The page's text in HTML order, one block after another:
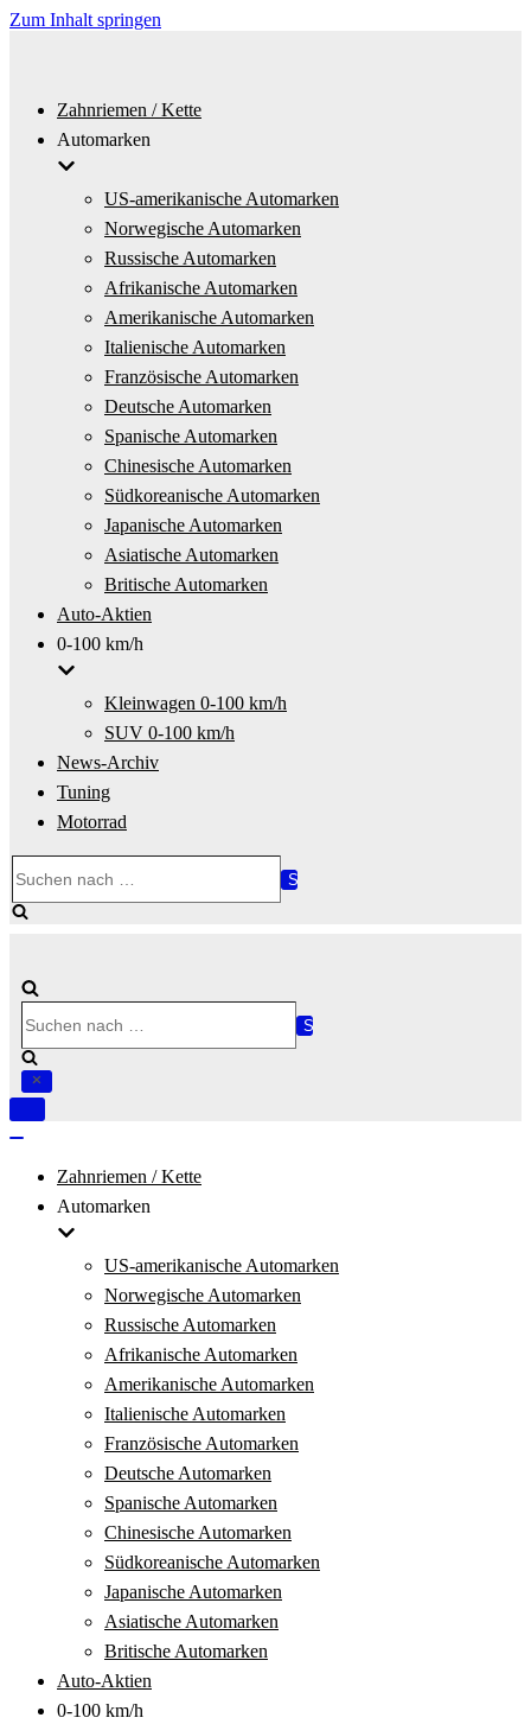
Zum Inhalt springen
Zahnriemen / Kette
Automarken
US-amerikanische Automarken
Norwegische Automarken
Russische Automarken
Afrikanische Automarken
Amerikanische Automarken
Italienische Automarken
Französische Automarken
Deutsche Automarken
Spanische Automarken
Chinesische Automarken
Südkoreanische Automarken
Japanische Automarken
Asiatische Automarken
Britische Automarken
Auto-Aktien
0-100 km/h
Kleinwagen 0-100 km/h
SUV 0-100 km/h
News-Archiv
Tuning
Motorrad
nach …
nach …
Navigation
Zahnriemen / Kette
Automarken
US-amerikanische Automarken
Norwegische Automarken
Russische Automarken
Afrikanische Automarken
Amerikanische Automarken
Italienische Automarken
Französische Automarken
Deutsche Automarken
Spanische Automarken
Chinesische Automarken
Südkoreanische Automarken
Japanische Automarken
Asiatische Automarken
Britische Automarken
Auto-Aktien
0-100 km/h